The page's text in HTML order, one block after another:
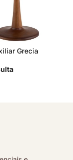
Grecia